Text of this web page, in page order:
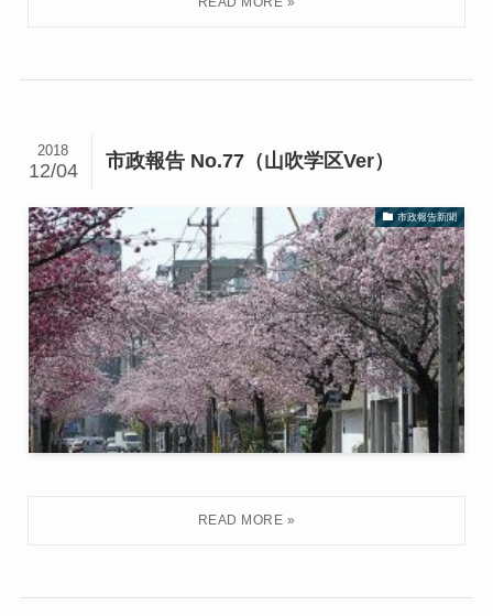
市政報告 No.77（山吹学区Ver）
2018
12/04
市政報告新聞